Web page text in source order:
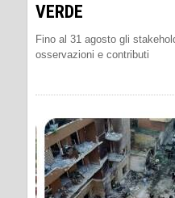
VERDE
Fino al 31 agosto gli
osservazioni e contributi